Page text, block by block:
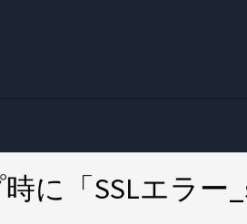
に「SSLエラー